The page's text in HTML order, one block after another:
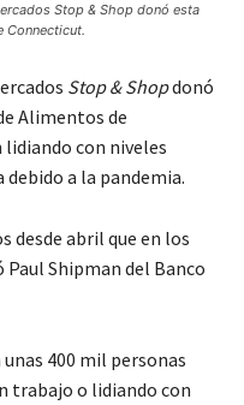
Stop & Shop donó esta
Connecticut.
Stop & Shopdonó
Alimentos de
con niveles
a la pandemia.
desde abril que en los
Shipman del Banco
400 mil personas
trabajo o lidiando con